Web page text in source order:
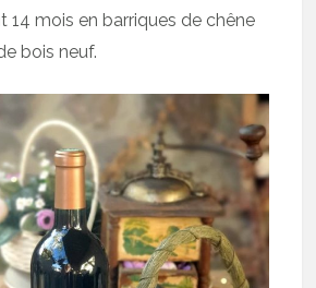
14 mois en barriques de chêne
bois neuf.